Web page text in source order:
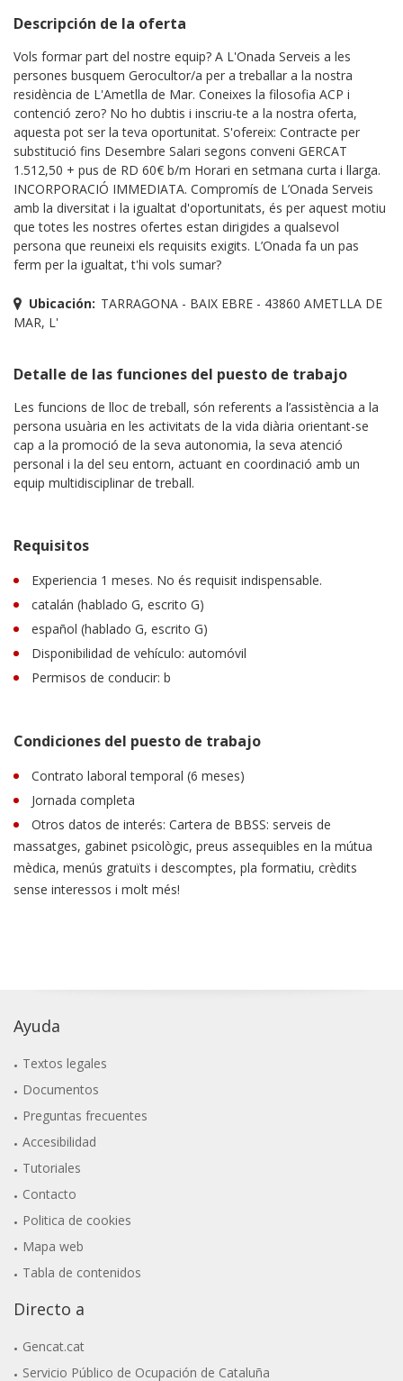
Descripción de la oferta
Vols formar part del nostre equip? A L'Onada Serveis a les
persones busquem Gerocultor/a per a treballar a la nostra
residència de L'Ametlla de Mar. Coneixes la filosofia ACP i
contenció zero? No ho dubtis i inscriu-te a la nostra oferta,
aquesta pot ser la teva oportunitat. S'ofereix: Contracte per
substitució fins Desembre Salari segons conveni GERCAT
1.512,50 + pus de RD 60€ b/m Horari en setmana curta i llarga.
INCORPORACIÓ IMMEDIATA. Compromís de L’Onada Serveis
amb la diversitat i la igualtat d'oportunitats, és per aquest motiu
que totes les nostres ofertes estan dirigides a qualsevol
persona que reuneixi els requisits exigits. L’Onada fa un pas
ferm per la igualtat, t'hi vols sumar?
Ubicación: TARRAGONA - BAIX EBRE - 43860 AMETLLA DE
MAR, L'
Detalle de las funciones del puesto de trabajo
Les funcions de lloc de treball, són referents a l’assistència a la
persona usuària en les activitats de la vida diària orientant-se
cap a la promoció de la seva autonomia, la seva atenció
personal i la del seu entorn, actuant en coordinació amb un
equip multidisciplinar de treball.
Requisitos
Experiencia 1 meses. No és requisit indispensable.
catalán (hablado G, escrito G)
español (hablado G, escrito G)
Disponibilidad de vehículo: automóvil
Permisos de conducir: b
Condiciones del puesto de trabajo
Contrato laboral temporal (6 meses)
Jornada completa
Otros datos de interés: Cartera de BBSS: serveis de
massatges, gabinet psicològic, preus assequibles en la mútua
mèdica, menús gratuïts i descomptes, pla formatiu, crèdits
sense interessos i molt més!
Ayuda
Textos legales
Documentos
Preguntas frecuentes
Accesibilidad
Tutoriales
Contacto
Politica de cookies
Mapa web
Tabla de contenidos
Directo a
Gencat.cat
Servicio Público de Ocupación de Cataluña